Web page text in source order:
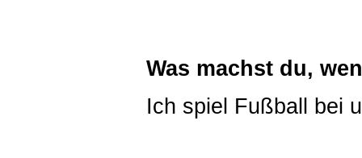
Was machst du,
Ich spiel Fußball bei